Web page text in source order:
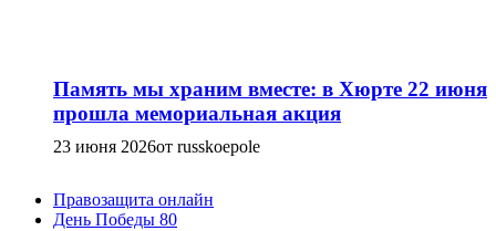
Память мы храним вместе: в Хюрте 22 июня
прошла мемориальная акция
23 июня 2026от russkoepole
Правозащита онлайн
День Победы 80